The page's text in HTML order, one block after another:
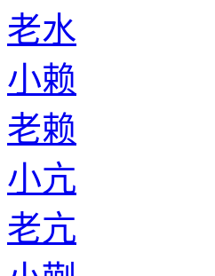
老水
小赖
老赖
小亢
老亢